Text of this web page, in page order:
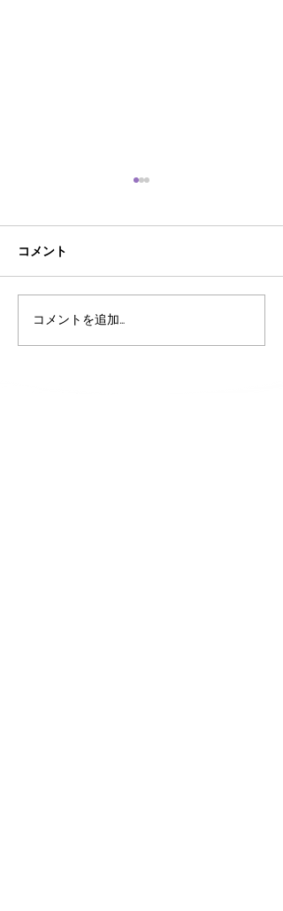
AI時代におけるあそびの
大切さ
コメント
コメントを追加…